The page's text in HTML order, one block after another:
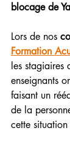
blocage de
Lors de nos
Formation
les stagiaires
enseignants
faisant un
de la
cette